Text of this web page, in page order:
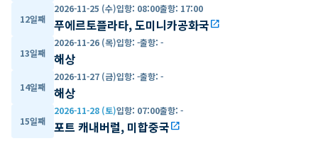
12일째
2026-11-25 (수)입항: 08:00출항: 17:00
푸에르토플라타, 도미니카공화국open_in_new
13일째
2026-11-26 (목)입항: -출항: -
해상
14일째
2026-11-27 (금)입항: -출항: -
해상
15일째
2026-11-28 (토)입항: 07:00출항: -
포트 캐내버럴, 미합중국open_in_new